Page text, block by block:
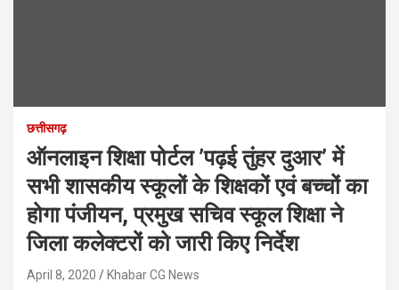
छत्तीसगढ़
ऑनलाइन शिक्षा पोर्टल ’पढ़ई तुंहर दुआर’ में
सभी शासकीय स्कूलों के शिक्षकों एवं बच्चों का
होगा पंजीयन, प्रमुख सचिव स्कूल शिक्षा ने
जिला कलेक्टरों को जारी किए निर्देश
April 8, 2020 Khabar CG News